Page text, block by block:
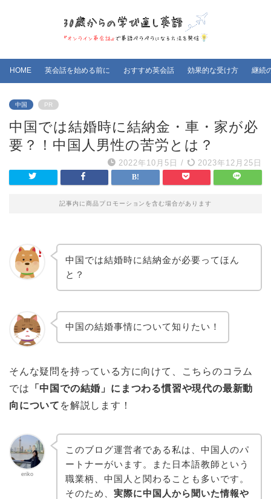
HOME 英会話を始める前に おすすめ英会話 効果的な受け方 継続
中国 PR
中国では結婚時に結納金・車・家が必
要？！中国人男性の苦労とは？
2022年10月5日 / 2023年12月25日
記事内に商品プロモーションを含む場合があります
中国では結婚時に結納金が必要ってほん
と？
中国の結婚事情について知りたい！
そんな疑問を持っている方に向けて、こちらのコラム
では 「中国での結婚」にまつわる慣習や現代の最新動
向について を解説します！
eriko
このブログ運営者である私は、中国人のパ
ートナーがいます。また日本語教師という
職業柄、中国人と関わることも多いです。
そのため、 実際に中国人から聞いた情報や